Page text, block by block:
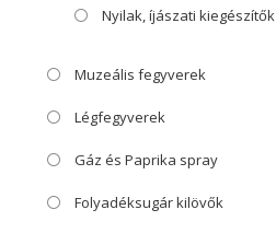
Nyilak, íjászati kiegészítők
Muzeális fegyverek
Légfegyverek
Gáz és Paprika spray
Folyadéksugár kilövők